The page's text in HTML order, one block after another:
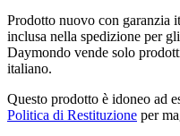
Prodotto nuovo con garanzia
inclusa nella spedizione per
Daymondo vende solo
italiano.
Questo prodotto è idoneo ad
Politica di Restituzione per